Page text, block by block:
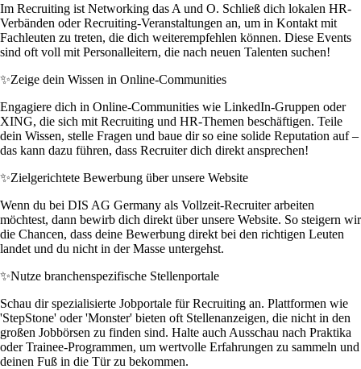
Im Recruiting ist Networking das A und O. Schließ dich lokalen HR-
Verbänden oder Recruiting-Veranstaltungen an, um in Kontakt mit
Fachleuten zu treten, die dich weiterempfehlen können. Diese Events
sind oft voll mit Personalleitern, die nach neuen Talenten suchen!
✨Zeige dein Wissen in Online-Communities
Engagiere dich in Online-Communities wie LinkedIn-Gruppen oder
XING, die sich mit Recruiting und HR-Themen beschäftigen. Teile
dein Wissen, stelle Fragen und baue dir so eine solide Reputation auf –
das kann dazu führen, dass Recruiter dich direkt ansprechen!
✨Zielgerichtete Bewerbung über unsere Website
Wenn du bei DIS AG Germany als Vollzeit-Recruiter arbeiten
möchtest, dann bewirb dich direkt über unsere Website. So steigern wir
die Chancen, dass deine Bewerbung direkt bei den richtigen Leuten
landet und du nicht in der Masse untergehst.
✨Nutze branchenspezifische Stellenportale
Schau dir spezialisierte Jobportale für Recruiting an. Plattformen wie
'StepStone' oder 'Monster' bieten oft Stellenanzeigen, die nicht in den
großen Jobbörsen zu finden sind. Halte auch Ausschau nach Praktika
oder Trainee-Programmen, um wertvolle Erfahrungen zu sammeln und
deinen Fuß in die Tür zu bekommen.